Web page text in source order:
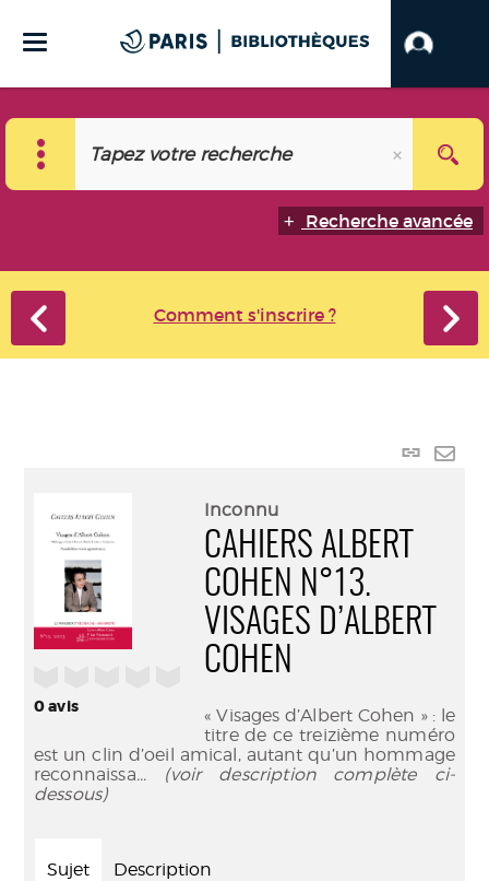
Recherche avancée
Comment s'inscrire ?
Lien
0avis
Inconnu
CAHIERS ALBERT
COHEN N°13.
VISAGES D’ALBERT
COHEN
« Visages d’Albert Cohen » : le
titre de ce treizième numéro
est un clin d’oeil amical, autant qu’un hommage
reconnaissa... (voir description complète ci-
dessous)
Sujet Description